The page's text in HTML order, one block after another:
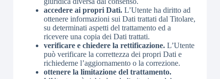
accedere ai propri Dati. L’Utente ha diritto ad
ottenere informazioni sui Dati trattati dal Titolare,
su determinati aspetti del trattamento ed a
ricevere una copia dei Dati trattati.
verificare e chiedere la rettificazione. L’Utente
può verificare la correttezza dei propri Dati e
richiederne l’aggiornamento o la correzione.
ottenere la limitazione del trattamento.